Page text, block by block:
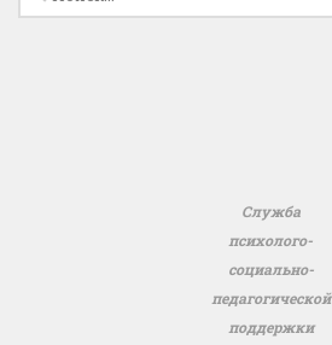
Служба
психолого-
социально-
педагогической
поддержки